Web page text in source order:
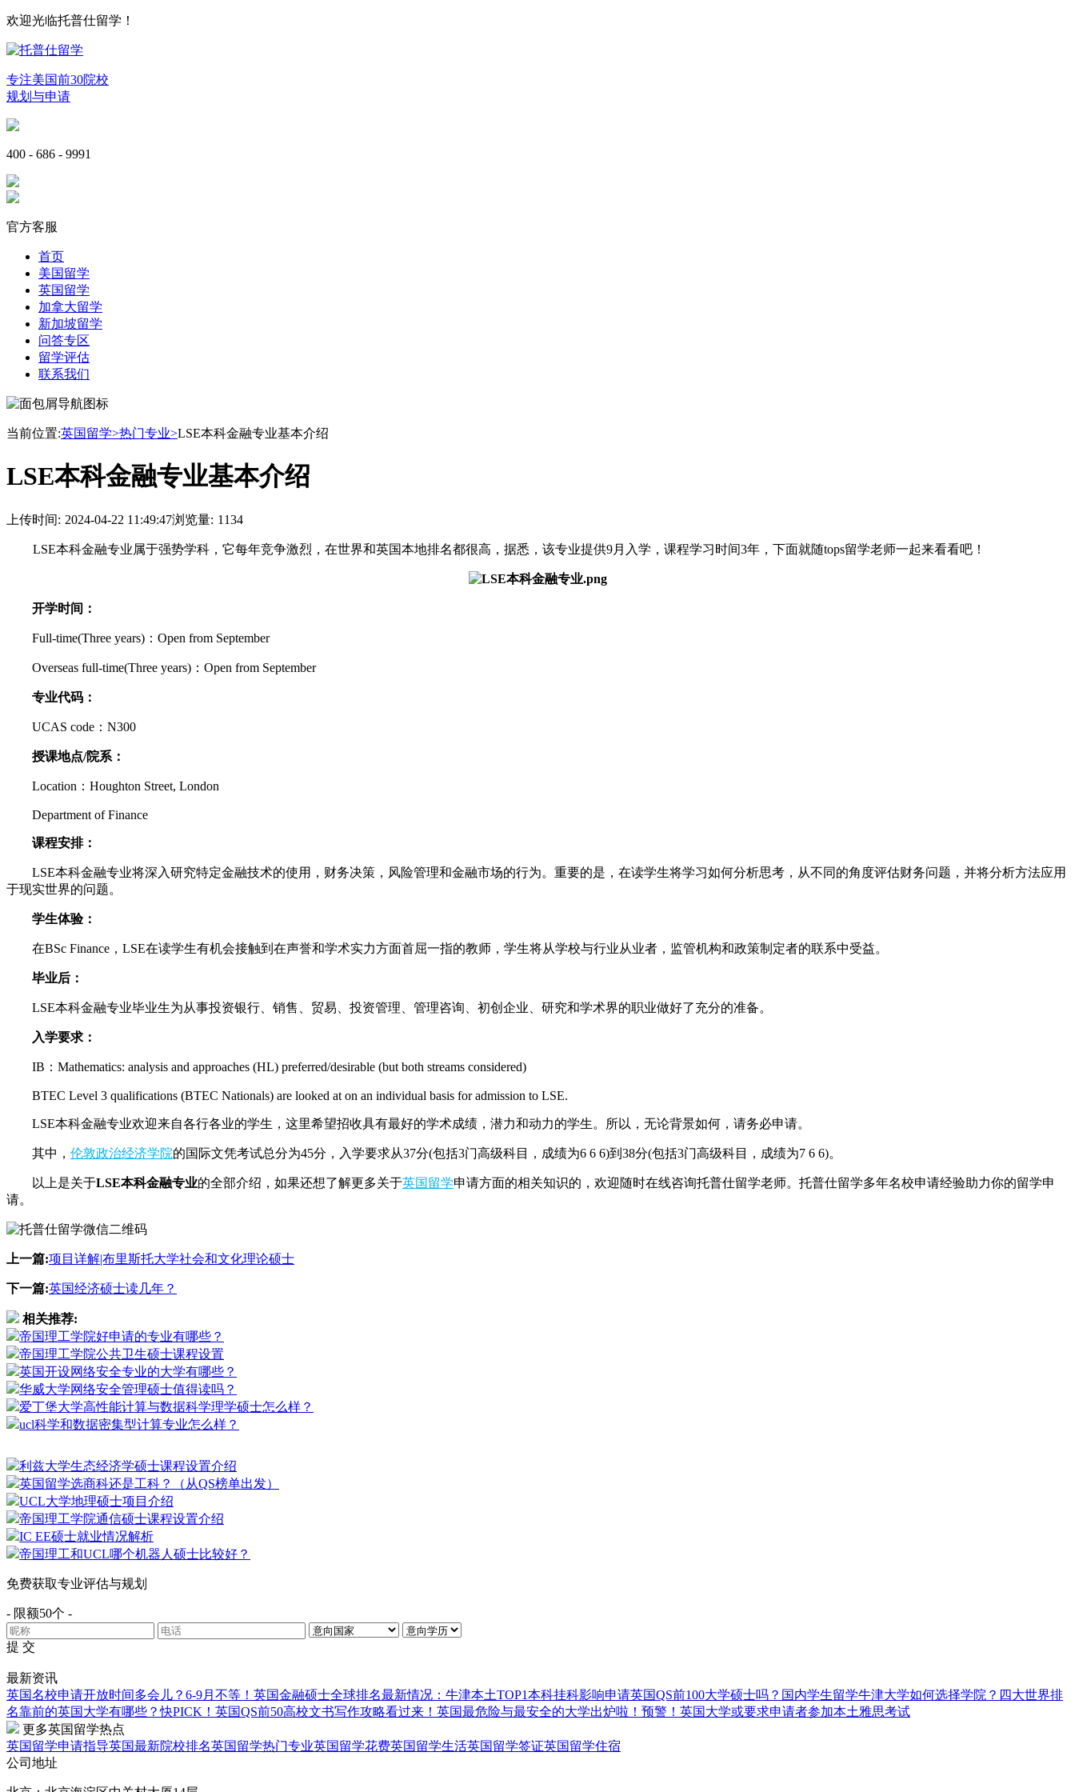
欢迎光临托普仕留学！
专注美国前30院校
规划与申请
400 - 686 - 9991
官方客服
首页
美国留学
英国留学
加拿大留学
新加坡留学
问答专区
留学评估
联系我们
当前位置:英国留学>热门专业>LSE本科金融专业基本介绍
LSE本科金融专业基本介绍
上传时间: 2024-04-22 11:49:47浏览量: 1134
LSE本科金融专业属于强势学科，它每年竞争激烈，在世界和英国本地排名都很高，据悉，该专业提供9月入学，课程学习时间3年，下面就随tops留学老师一起来看看吧！
开学时间：
Full-time(Three years)：Open from September
Overseas full-time(Three years)：Open from September
专业代码：
UCAS code：N300
授课地点/院系：
Location：Houghton Street, London
Department of Finance
课程安排：
LSE本科金融专业将深入研究特定金融技术的使用，财务决策，风险管理和金融市场的行为。重要的是，在读学生将学习如何分析思考，从不同的角度评估财务问题，并将分析方法应用
于现实世界的问题。
学生体验：
在BSc Finance，LSE在读学生有机会接触到在声誉和学术实力方面首屈一指的教师，学生将从学校与行业从业者，监管机构和政策制定者的联系中受益。
毕业后：
LSE本科金融专业毕业生为从事投资银行、销售、贸易、投资管理、管理咨询、初创企业、研究和学术界的职业做好了充分的准备。
入学要求：
IB：Mathematics: analysis and approaches (HL) preferred/desirable (but both streams considered)
BTEC Level 3 qualifications (BTEC Nationals) are looked at on an individual basis for admission to LSE.
LSE本科金融专业欢迎来自各行各业的学生，这里希望招收具有最好的学术成绩，潜力和动力的学生。所以，无论背景如何，请务必申请。
其中， 伦敦政治经济学院的国际文凭考试总分为45分，入学要求从37分(包括3门高级科目，成绩为6 6 6)到38分(包括3门高级科目，成绩为7 6 6)。
以上是关于LSE本科金融专业的全部介绍，如果还想了解更多关于英国留学申请方面的相关知识的，欢迎随时在线咨询托普仕留学老师。托普仕留学多年名校申请经验助力你的留学申
请。
上一篇:项目详解|布里斯托大学社会和文化理论硕士
下一篇:英国经济硕士读几年？
相关推荐:
帝国理工学院好申请的专业有哪些？
帝国理工学院公共卫生硕士课程设置
英国开设网络安全专业的大学有哪些？
华威大学网络安全管理硕士值得读吗？
爱丁堡大学高性能计算与数据科学理学硕士怎么样？
ucl科学和数据密集型计算专业怎么样？
利兹大学生态经济学硕士课程设置介绍
英国留学选商科还是工科？（从QS榜单出发）
UCL大学地理硕士项目介绍
帝国理工学院通信硕士课程设置介绍
IC EE硕士就业情况解析
帝国理工和UCL哪个机器人硕士比较好？
免费获取专业评估与规划
- 限额50个 -
提 交
最新资讯
英国名校申请开放时间多会儿？6-9月不等！ 英国金融硕士全球排名最新情况：牛津本土TOP1本科挂科影响申请英国QS前100大学硕士吗？ 国内学生留学牛津大学如何选择学院？ 四大世界排
名靠前的英国大学有哪些？快PICK！英国QS前50高校文书写作攻略看过来！英国最危险与最安全的大学出炉啦！ 预警！英国大学或要求申请者参加本土雅思考试
更多英国留学热点
英国留学申请指导英国最新院校排名英国留学热门专业英国留学花费英国留学生活英国留学签证英国留学住宿
公司地址